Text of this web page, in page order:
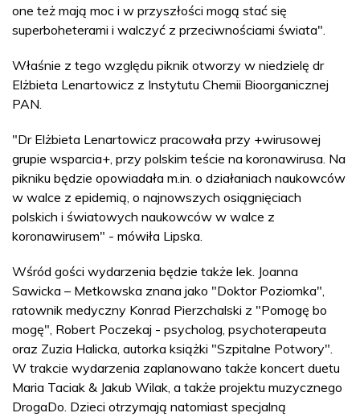
one też mają moc i w przyszłości mogą stać się
superboheterami i walczyć z przeciwnościami świata".
Właśnie z tego względu piknik otworzy w niedzielę dr
Elżbieta Lenartowicz z Instytutu Chemii Bioorganicznej
PAN.
"Dr Elżbieta Lenartowicz pracowała przy +wirusowej
grupie wsparcia+, przy polskim teście na koronawirusa. Na
pikniku będzie opowiadała m.in. o działaniach naukowców
w walce z epidemią, o najnowszych osiągnięciach
polskich i światowych naukowców w walce z
koronawirusem" - mówiła Lipska.
Wśród gości wydarzenia będzie także lek. Joanna
Sawicka – Metkowska znana jako "Doktor Poziomka",
ratownik medyczny Konrad Pierzchalski z "Pomogę bo
mogę", Robert Poczekaj - psycholog, psychoterapeuta
oraz Zuzia Halicka, autorka książki "Szpitalne Potwory".
W trakcie wydarzenia zaplanowano także koncert duetu
Maria Taciak & Jakub Wilak, a także projektu muzycznego
DrogaDo. Dzieci otrzymają natomiast specjalną